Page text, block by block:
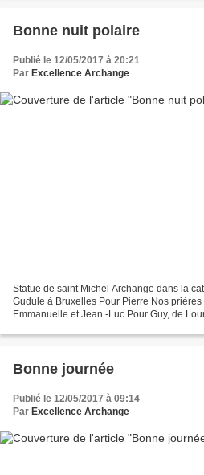
Bonne nuit polaire
Publié le 12/05/2017 à 20:21
Par Excellence Archange
Statue de saint Michel Archange dans la
Gudule à Bruxelles Pour Pierre Nos
Emmanuelle et Jean -Luc Pour Guy, de
Bonne journée
Publié le 12/05/2017 à 09:14
Par Excellence Archange